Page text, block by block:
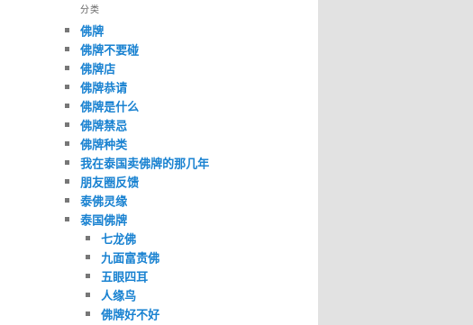
分类
佛牌
佛牌不要碰
佛牌店
佛牌恭请
佛牌是什么
佛牌禁忌
佛牌种类
我在泰国卖佛牌的那几年
朋友圈反馈
泰佛灵缘
泰国佛牌
七龙佛
九面富贵佛
五眼四耳
人缘鸟
佛牌好不好